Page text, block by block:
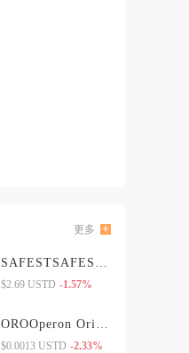
更多
SAFESTSAFEST币
$2.69 USTD -1.57%
OROOperon Origins
$0.0013 USTD -2.33%